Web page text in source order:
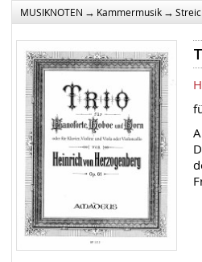
MUSIKNOTEN → Kammermusik →